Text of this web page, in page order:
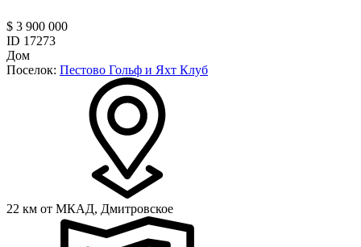
$ 3 900 000
ID 17273
Дом
Поселок: Пестово Гольф и Яхт Клуб
22 км от МКАД, Дмитровское